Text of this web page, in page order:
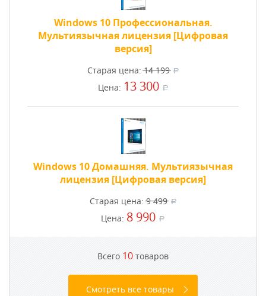
Windows 10 Профессиональная.
Мультиязычная лицензия [Цифровая
версия]
Старая цена:14 199 a
Цена: 13 300 a
Windows 10 Домашняя. Мультиязычная
лицензия [Цифровая версия]
Старая цена:9 499 a
Цена: 8 990 a
Всего 10 товаров
Смотреть все товары